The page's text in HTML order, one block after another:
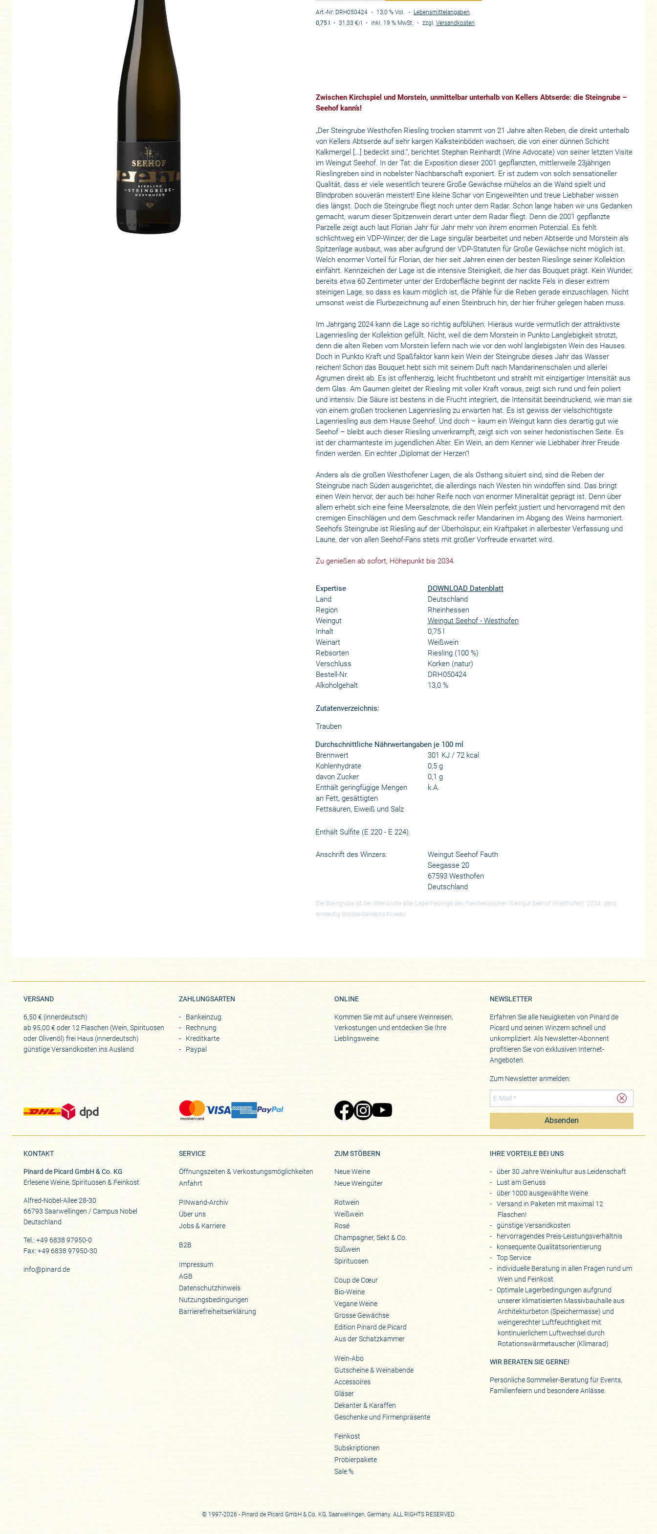
Art.-Nr. DRH050424 ・ 13,0 % Vol. ・ Lebensmittelangaben
0,75 l ・31,33 €/l ・ inkl. 19 % MwSt. ・zzgl.Versandkosten
Zwischen Kirchspiel und Morstein, unmittelbar unterhalb von Kellers Abtserde: die Steingrube –
Seehof kann’s!
„Der Steingrube Westhofen Riesling trocken stammt von 21 Jahre alten Reben, die direkt unterhalb
von Kellers Abtserde auf sehr kargen Kalksteinböden wachsen, die von einer dünnen Schicht
Kalkmergel […] bedeckt sind.“, berichtet Stephan Reinhardt (Wine Advocate) von seiner letzten Visite
im Weingut Seehof. In der Tat: die Exposition dieser 2001 gepflanzten, mittlerweile 23jährigen
Rieslingreben sind in nobelster Nachbarschaft exponiert. Er ist zudem von solch sensationeller
Qualität, dass er viele wesentlich teurere Große Gewächse mühelos an die Wand spielt und
Blindproben souverän meistert! Eine kleine Schar von Eingeweihten und treue Liebhaber wissen
dies längst. Doch die Steingrube fliegt noch unter dem Radar. Schon lange haben wir uns Gedanken
gemacht, warum dieser Spitzenwein derart unter dem Radar fliegt. Denn die 2001 gepflanzte
Parzelle zeigt auch laut Florian Jahr für Jahr mehr von ihrem enormen Potenzial. Es fehlt
schlichtweg ein VDP-Winzer, der die Lage singulär bearbeitet und neben Abtserde und Morstein als
Spitzenlage ausbaut, was aber aufgrund der VDP-Statuten für Große Gewächse nicht möglich ist.
Welch enormer Vorteil für Florian, der hier seit Jahren einen der besten Rieslinge seiner Kollektion
einfährt. Kennzeichen der Lage ist die intensive Steinigkeit, die hier das Bouquet prägt. Kein Wunder,
bereits etwa 60 Zentimeter unter der Erdoberfläche beginnt der nackte Fels in dieser extrem
steinigen Lage, so dass es kaum möglich ist, die Pfähle für die Reben gerade einzuschlagen. Nicht
umsonst weist die Flurbezeichnung auf einen Steinbruch hin, der hier früher gelegen haben muss.
Im Jahrgang 2024 kann die Lage so richtig aufblühen. Hieraus wurde vermutlich der attraktivste
Lagenriesling der Kollektion gefüllt. Nicht, weil die dem Morstein in Punkto Langlebigkeit strotzt,
denn die alten Reben vom Morstein liefern nach wie vor den wohl langlebigsten Wein des Hauses.
Doch in Punkto Kraft und Spaßfaktor kann kein Wein der Steingrube dieses Jahr das Wasser
reichen! Schon das Bouquet hebt sich mit seinem Duft nach Mandarinenschalen und allerlei
Agrumen direkt ab. Es ist offenherzig, leicht fruchtbetont und strahlt mit einzigartiger Intensität aus
dem Glas. Am Gaumen gleitet der Riesling mit voller Kraft voraus, zeigt sich rund und fein poliert
und intensiv. Die Säure ist bestens in die Frucht integriert, die Intensität beeindruckend, wie man sie
von einem großen trockenen Lagenriesling zu erwarten hat. Es ist gewiss der vielschichtigste
Lagenriesling aus dem Hause Seehof. Und doch – kaum ein Weingut kann dies derartig gut wie
Seehof – bleibt auch dieser Riesling unverkrampft, zeigt sich von seiner hedonistischen Seite. Es
ist der charmanteste im jugendlichen Alter. Ein Wein, an dem Kenner wie Liebhaber ihrer Freude
finden werden. Ein echter „Diplomat der Herzen“!
Anders als die großen Westhofener Lagen, die als Osthang situiert sind, sind die Reben der
Steingrube nach Süden ausgerichtet, die allerdings nach Westen hin windoffen sind. Das bringt
einen Wein hervor, der auch bei hoher Reife noch von enormer Mineralität geprägt ist. Denn über
allem erhebt sich eine feine Meersalznote, die den Wein perfekt justiert und hervorragend mit den
cremigen Einschlägen und dem Geschmack reifer Mandarinen im Abgang des Weins harmoniert.
Seehofs Steingrube ist Riesling auf der Überholspur, ein Kraftpaket in allerbester Verfassung und
Laune, der von allen Seehof-Fans stets mit großer Vorfreude erwartet wird.
Zu genießen ab sofort, Höhepunkt bis 2034.
Expertise
DOWNLOAD Datenblatt
Land
Deutschland
Region
Rheinhessen
Weingut
Weingut Seehof - Westhofen
Inhalt
0,75 l
Weinart
Weißwein
Rebsorten
Riesling (100 %)
Verschluss
Korken (natur)
Bestell-Nr.
DRH050424
Alkoholgehalt
13,0 %
Zutatenverzeichnis:
Trauben
Durchschnittliche Nährwertangaben je 100 ml
Brennwert
301 KJ / 72 kcal
Kohlenhydrate
0,5 g
davon Zucker
0,1 g
Enthält geringfügige Mengen
an Fett, gesättigten
Fettsäuren, Eiweiß und Salz
k.A.
Enthält Sulfite (E 220 - E 224).
Anschrift des Winzers:
Weingut Seehof Fauth
Seegasse 20
67593 Westhofen
Deutschland
Die Steingrube ist der intensivste aller Lagenrieslinge des rheinhessischen Weingut Seehof (Westhofen). 2024: ganz
eindeutig Großes-Gewächs-Niveau!
VERSAND
6,50 € (innerdeutsch)
ab 95,00 € oder 12 Flaschen (Wein, Spirituosen
oder Olivenöl) frei Haus (innerdeutsch)
günstige Versandkosten ins Ausland
ZAHLUNGSARTEN
Bankeinzug
Rechnung
Kreditkarte
Paypal
ONLINE
Kommen Sie mit auf unsere Weinreisen,
Verkostungen und entdecken Sie Ihre
Lieblingsweine:
NEWSLETTER
Erfahren Sie alle Neuigkeiten von Pinard de
Picard und seinen Winzern schnell und
unkompliziert. Als Newsletter-Abonnent
profitieren Sie von exklusiven Internet-
Angeboten.
Zum Newsletter anmelden:
Absenden
KONTAKT
Pinard de Picard GmbH & Co. KG
Erlesene Weine, Spirituosen & Feinkost
Alfred-Nobel-Allee 28-30
66793 Saarwellingen / Campus Nobel
Deutschland
Tel.: +49 6838 97950-0
Fax: +49 6838 97950-30
info@pinard.de
SERVICE
Öffnungszeiten & Verkostungsmöglichkeiten
Anfahrt
PINwand-Archiv
Über uns
Jobs & Karriere
B2B
Impressum
AGB
Datenschutzhinweis
Nutzungsbedingungen
Barrierefreiheitserklärung
ZUM STÖBERN
Neue Weine
Neue Weingüter
Rotwein
Weißwein
Rosé
Champagner, Sekt & Co.
Süßwein
Spirituosen
Coup de Cœur
Bio-Weine
Vegane Weine
Grosse Gewächse
Edition Pinard de Picard
Aus der Schatzkammer
Wein-Abo
Gutscheine & Weinabende
Accessoires
Gläser
Dekanter & Karaffen
Geschenke und Firmenpräsente
Feinkost
Subskriptionen
Probierpakete
Sale %
IHRE VORTEILE BEI UNS
über 30 Jahre Weinkultur aus Leidenschaft
Lust am Genuss
über 1000 ausgewählte Weine
Versand in Paketen mit maximal 12
Flaschen!
günstige Versandkosten
hervorragendes Preis-Leistungsverhältnis
konsequente Qualitätsorientierung
Top Service
individuelle Beratung in allen Fragen rund um
Wein und Feinkost
Optimale Lagerbedingungen aufgrund
unserer klimatisierten Massivbauhalle aus
Architekturbeton (Speichermasse) und
weingerechter Luftfeuchtigkeit mit
kontinuierlichem Luftwechsel durch
Rotationswärmetauscher (Klimarad)
WIR BERATEN SIE GERNE!
Persönliche Sommelier-Beratung für Events,
Familienfeiern und besondere Anlässe.
© 1997-2026 - Pinard de Picard GmbH & Co. KG, Saarwellingen, Germany. ALL RIGHTS RESERVED.